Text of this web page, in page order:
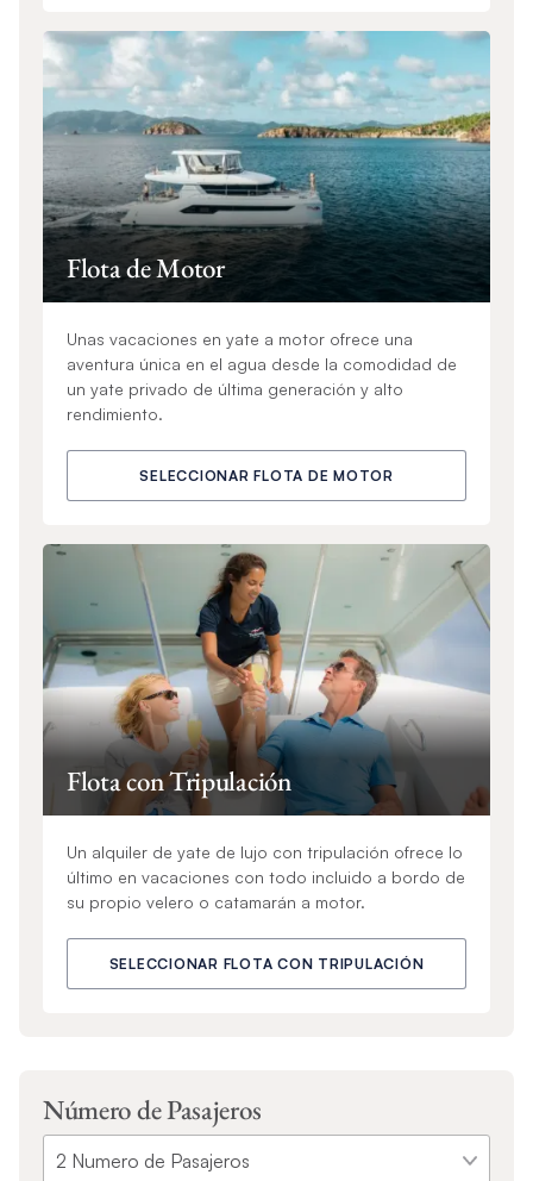
Flota de Motor
Unas vacaciones en yate a motor ofrece una
aventura única en el agua desde la comodidad de
un yate privado de última generación y alto
rendimiento.
SELECCIONAR FLOTA DE MOTOR
Flota con Tripulación
Un alquiler de yate de lujo con tripulación ofrece lo
último en vacaciones con todo incluido a bordo de
su propio velero o catamarán a motor.
SELECCIONAR FLOTA CON TRIPULACIÓN
Número de Pasajeros